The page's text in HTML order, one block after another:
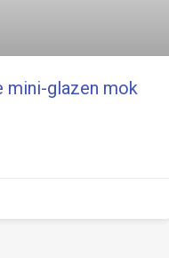
mini-glazen mok